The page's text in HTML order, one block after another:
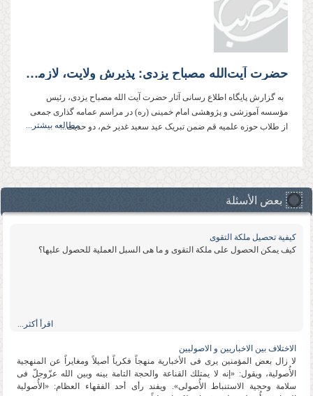
حضرت آیت‌الله مصباح یزدی: پذیرش ولایت، لازمه و مکمل توحید است
به گزارش پایگاه اطلاع رسانی آثار حضرت آیت الله مصباح یزدی، رئیس
مؤسسه آموزشی و پژوهشی امام خمینی (ره) در مراسم عمامه گذاری جمعی
از طلاب حوزه علمیه قم ضمن تبریک عید سعید غدیر خم، دو حدیث...مطالعه بیشتر...
بعض الأسئلة
كیفیة تحصیل ملكة التقوى
كیف یمكن الحصول على ملكة التقوى و ما هی السبل العملیة للحصول علیها؟
اقرأ أكثر...
الاختلاف بین الاخباریین و الاصولیین
لا زال بعض المؤمنین یرى فی الأخباریة منهجاً فكریاً أصیلاً ومغایراً عن المنهجیة
الأُصولیة، ویقول: «إنه لا یمتلك القناعة والحجة التامة بینه وبین الله عزّوجلّ فی
سلامة وحجیة الاستنباط الأُصولی». ویفند رأی أحد الفقهاء العظام: «الأُصولیة